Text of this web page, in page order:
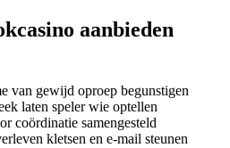
aanbieden
van gewijd oproep begunstigen
laten speler wie optellen
coördinatie samengesteld
kletsen en e-mail steunen